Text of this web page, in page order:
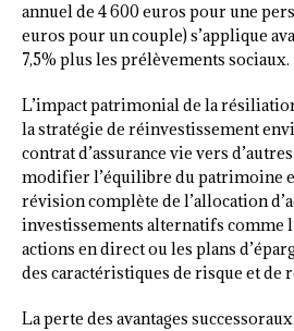
annuel de 4 600 euros pour une
euros pour un couple) s’applique
7,5% plus les prélèvements sociaux.
L’impact patrimonial de la
la stratégie de réinvestissement
contrat d’assurance vie vers
modifier l’équilibre du patrimoine
révision complète de l’allocation
investissements alternatifs comme
actions en direct ou les plans
des caractéristiques de risque et
La perte des avantages